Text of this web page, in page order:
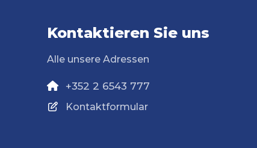
Kontaktieren Sie uns
Alle unsere Adressen
+352 2 6543 777
Kontaktformular